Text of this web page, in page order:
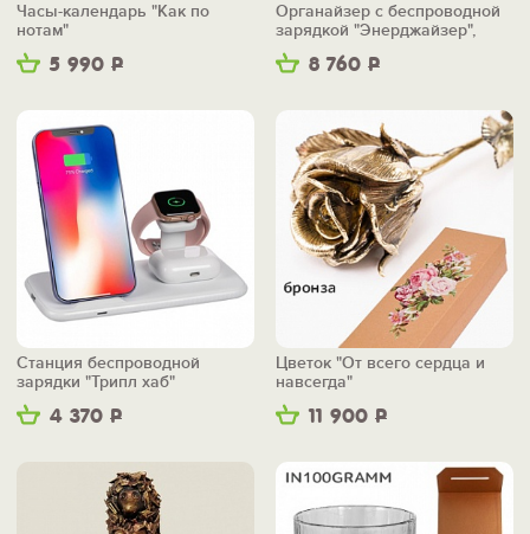
5 990 Р
Часы-календарь "Как по
нотам"
8 760 Р
Органайзер с беспроводной
зарядкой "Энерджайзер",
вер.2
4 370 Р
Станция беспроводной
зарядки "Трипл хаб"
11 900 Р
Цветок "От всего сердца и
навсегда"